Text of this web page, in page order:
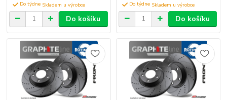
Do týdne
Do košíku
Do týdne
Do košíku